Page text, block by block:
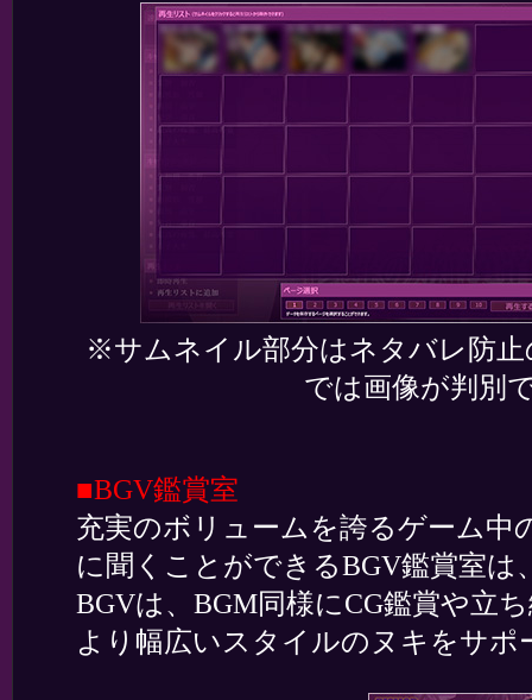
※サムネイル部分はネタバレ防
では画像が判別
■BGV鑑賞室
充実のボリュームを誇るゲーム中
に聞くことができるBGV鑑賞室
BGVは、BGM同様にCG鑑賞や立
より幅広いスタイルのヌキをサポ